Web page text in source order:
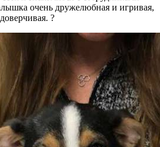
очень дружелюбная и игривая,
?